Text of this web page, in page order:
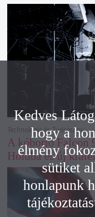
A kóborló Falcon
Holdba és új
Technológia és Tudomány
Kedves
hogy a
élmény
sütiket
honlapunk